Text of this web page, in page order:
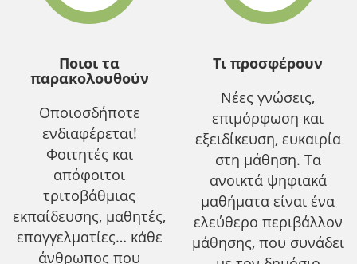
Ποιοι τα
παρακολουθούν
Οποιοσδήποτε
ενδιαφέρεται!
Φοιτητές και
απόφοιτοι
τριτοβάθμιας
εκπαίδευσης, μαθητές,
επαγγελματίες… κάθε
άνθρωπος που
Τι προσφέρουν
Νέες γνώσεις,
επιμόρφωση και
εξειδίκευση, ευκαιρία
στη μάθηση. Τα
ανοικτά ψηφιακά
μαθήματα είναι ένα
ελεύθερο περιβάλλον
μάθησης, που συνάδει